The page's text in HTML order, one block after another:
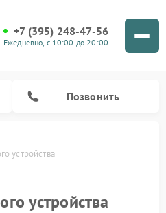
+7 (395) 248-47-56
Ежедневно, с 10:00 до 20:00
Позвонить
устройства
устройства